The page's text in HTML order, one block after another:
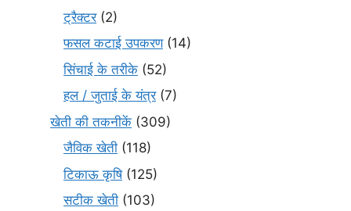
ट्रैक्टर(2)
फसल कटाई उपकरण(14)
सिंचाई के तरीके (52)
हल / जुताई के यंत्र(7)
खेती की तकनीकें (309)
जैविक खेती (118)
टिकाऊ कृषि(125)
सटीक खेती (103)